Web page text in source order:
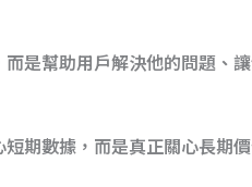
是幫助用戶解決他的問題、
期數據，而是真正關心長期